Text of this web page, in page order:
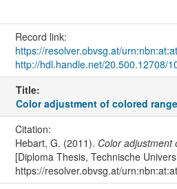
Record link:
https://resolver.obvsg.at/
http://hdl.handle.net/20.500.12708/
Title:
Color adjustment of colored
Citation:
Hebart, G. (2011). Color adjustment
[Diploma Thesis, Technische
https://resolver.obvsg.at/